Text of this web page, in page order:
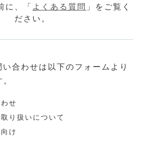
に、「 よくある質問 」をご覧く
ださい。
合わせは以下のフォームより
せ
り扱いについて
け